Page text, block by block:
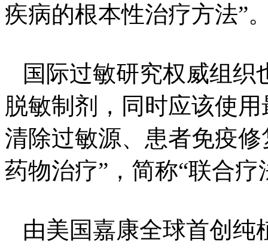
疾病的根本性治疗方法”
国际过敏研究权威组织
脱敏制剂，同时应该使
清除过敏源、患者免疫
药物治疗”，简称“联合疗
由美国嘉康全球首创纯